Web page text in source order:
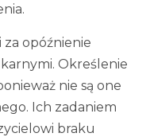
opóźnienie
Określenie
nie są one
Ich zadaniem
braku